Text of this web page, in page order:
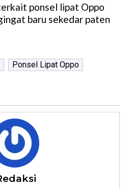
ponsel lipat Oppo
baru sekedar paten
Ponsel Lipat Oppo